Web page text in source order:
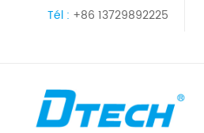
Tél : +86 13729892225